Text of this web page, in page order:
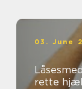
03. June
Låsesmed ballerup
rette